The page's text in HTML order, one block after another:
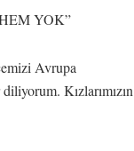
YOK”
Avrupa
Kızlarımızın